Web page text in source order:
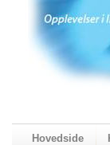
Hovedside